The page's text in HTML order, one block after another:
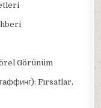
Görünüm
Fırsatlar,